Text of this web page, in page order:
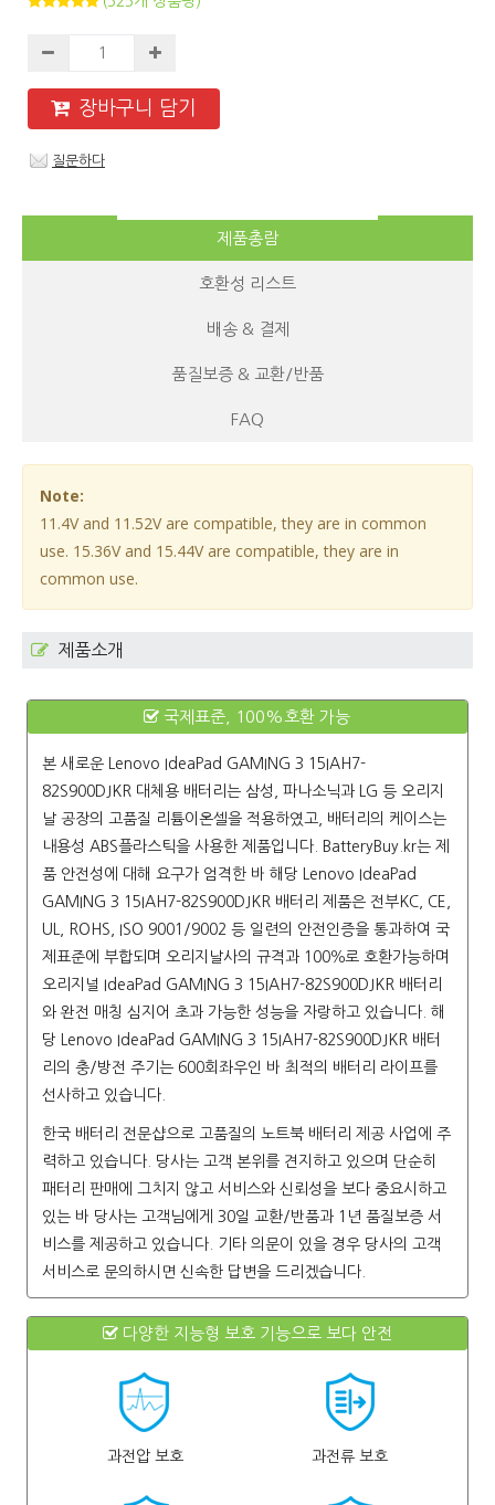
장바구니 담기
질문하다
제품총람
호환성 리스트
배송 & 결제
품질보증 & 교환/반품
FAQ
Note:
11.4V and 11.52V are compatible, they are in common
use. 15.36V and 15.44V are compatible, they are in
common use.
제품소개
국제표준, 100%호환 가능
본 새로운
Lenovo IdeaPad GAMING 3 15IAH7-
82S900DJKR 대체용 배터리는 삼성, 파나소닉과 LG 등 오리지
날 공장의 고품질 리튬이온셀을 적용하였고, 배터리의 케이스는
내용성 ABS플라스틱을 사용한 제품입니다. BatteryBuy.kr는 제
품 안전성에 대해 요구가 엄격한 바 해당
Lenovo IdeaPad
GAMING 3 15IAH7-82S900DJKR 배터리 제품은 전부KC, CE,
UL, ROHS, ISO 9001/9002 등 일련의 안전인증을 통과하여 국
제표준에 부합되며 오리지날사의 규격과 100％로 호환가능하며
오리지널 IdeaPad GAMING 3 15IAH7-82S900DJKR 배터리
와 완전 매칭 심지어 초과 가능한 성능을 자랑하고 있습니다. 해
당 Lenovo IdeaPad GAMING 3 15IAH7-82S900DJKR 배터
리의 충/방전 주기는 600회좌우인 바 최적의 배터리 라이프를
선사하고 있습니다.
한국 배터리 전문샵으로 고품질의 노트북 배터리 제공 사업에 주
력하고 있습니다. 당사는 고객 본위를 견지하고 있으며 단순히
패터리 판매에 그치지 않고 서비스와 신뢰성을 보다 중요시하고
있는 바 당사는 고객님에게 30일 교환/반품과 1년 품질보증 서
비스를 제공하고 있습니다. 기타 의문이 있을 경우 당사의 고객
서비스로 문의하시면 신속한 답변을 드리겠습니다.
다양한 지능형 보호 기능으로 보다 안전
과전압 보호 과전류 보호